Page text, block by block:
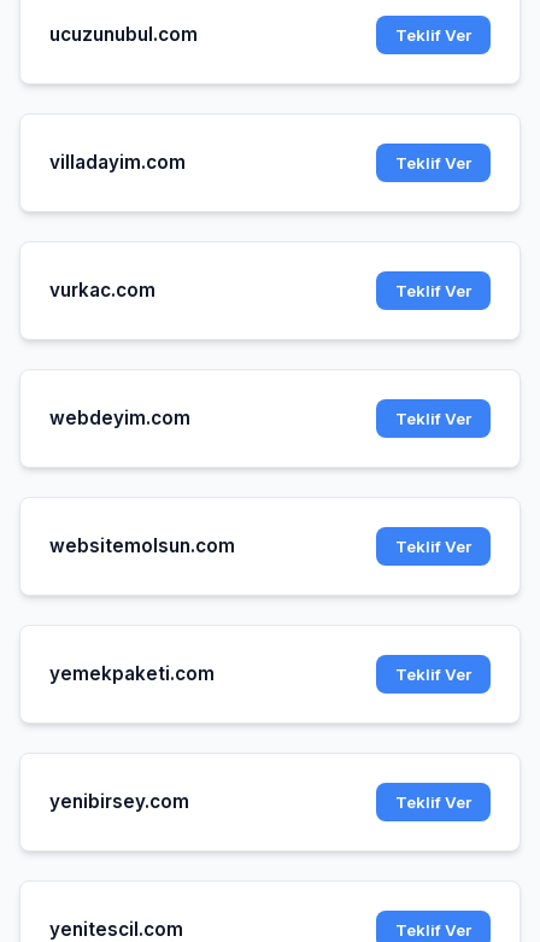
ucuzunubul.com Teklif Ver
villadayim.com Teklif Ver
vurkac.com Teklif Ver
webdeyim.com Teklif Ver
websitemolsun.com Teklif Ver
yemekpaketi.com Teklif Ver
yenibirsey.com Teklif Ver
yenitescil.com Teklif Ver